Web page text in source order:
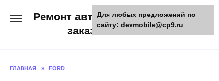
Ремонт авто и мото техники,
заказ запчастей
ГЛАВНАЯ » FORD
Для любых предложений по
сайту: devmobile@cp9.ru